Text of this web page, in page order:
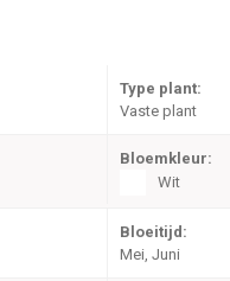
Type plant:
Vaste plant
Bloemkleur:
Wit
Bloeitijd:
Mei, Juni